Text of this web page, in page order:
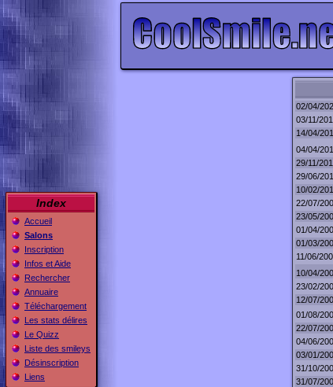
Index
Accueil
Salons
Inscription
Infos et Aide
Rechercher
Annuaire
Téléchargement
Les stats délires
Le Quizz
Liste des smileys
Désinscription
Liens
02/04/
03/11/
14/04/
04/04/
29/11/
29/06/
10/02/
22/07/
23/05/
01/04/
01/03/
11/06/
10/04/
23/02/
12/07/
01/08/
22/07/
04/06/
03/01/
31/10/
31/07/